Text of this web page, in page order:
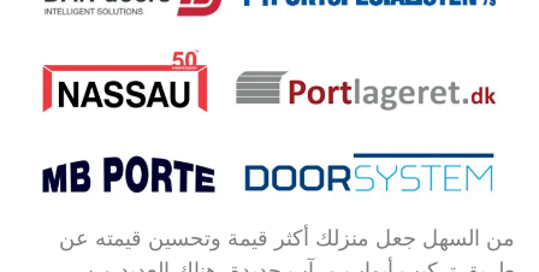
من السهل جعل منزلك أكثر قيمة وتحسين قيمته عن